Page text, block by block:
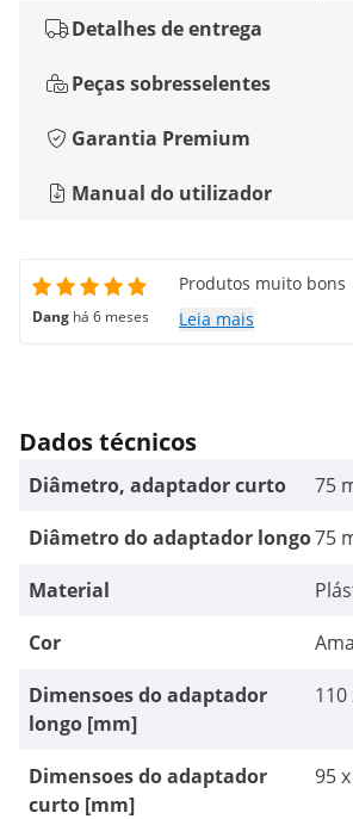
Detalhes de entrega
Peças sobresselentes
Garantia Premium
Manual do utilizador
Dang há 6 meses
Produtos muito bons
Leia mais
Dados técnicos
Diâmetro, adaptador curto
75
Diâmetro do adaptador longo75
Material
Cor
Dimensoes do adaptador
longo [mm]
110
Dimensoes do adaptador
curto [mm]
95